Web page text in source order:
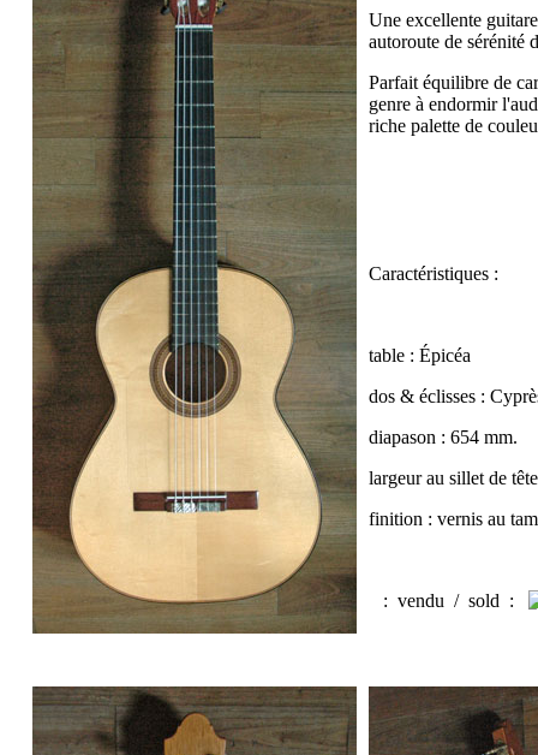
Une excellente
autoroute de sérénité
Parfait équilibre de
genre à endormir
riche palette de
Caractéristiques :
table : Épicéa
dos & éclisses :
diapason : 654 mm.
largeur au sillet de
finition : vernis au
: vendu / sold :